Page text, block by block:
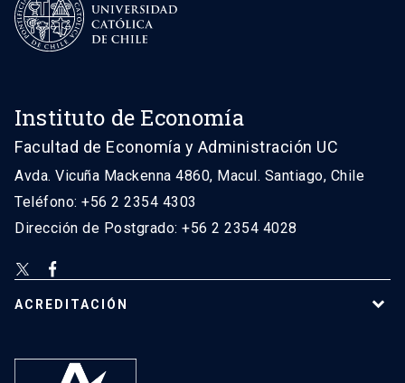
Instituto de Economía
Facultad de Economía y Administración UC
Avda. Vicuña Mackenna 4860, Macul. Santiago, Chile
Teléfono: +56 2 2354 4303
Dirección de Postgrado: +56 2 2354 4028
ACREDITACIÓN